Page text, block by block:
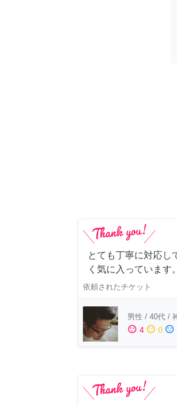
とても丁寧に対応し
く気に入っています
依頼されたチケット
男性 / 40代 /
sentiment_satisfied 4 sentiment_neutral 0 sentiment_dissatisfied